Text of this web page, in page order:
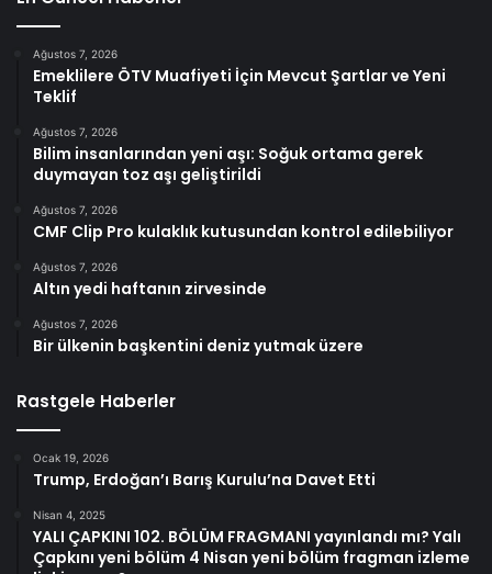
Ağustos 7, 2026
Emeklilere ÖTV Muafiyeti İçin Mevcut Şartlar ve Yeni
Teklif
Ağustos 7, 2026
Bilim insanlarından yeni aşı: Soğuk ortama gerek
duymayan toz aşı geliştirildi
Ağustos 7, 2026
CMF Clip Pro kulaklık kutusundan kontrol edilebiliyor
Ağustos 7, 2026
Altın yedi haftanın zirvesinde
Ağustos 7, 2026
Bir ülkenin başkentini deniz yutmak üzere
Rastgele Haberler
Ocak 19, 2026
Trump, Erdoğan’ı Barış Kurulu’na Davet Etti
Nisan 4, 2025
YALI ÇAPKINI 102. BÖLÜM FRAGMANI yayınlandı mı? Yalı
Çapkını yeni bölüm 4 Nisan yeni bölüm fragman izleme